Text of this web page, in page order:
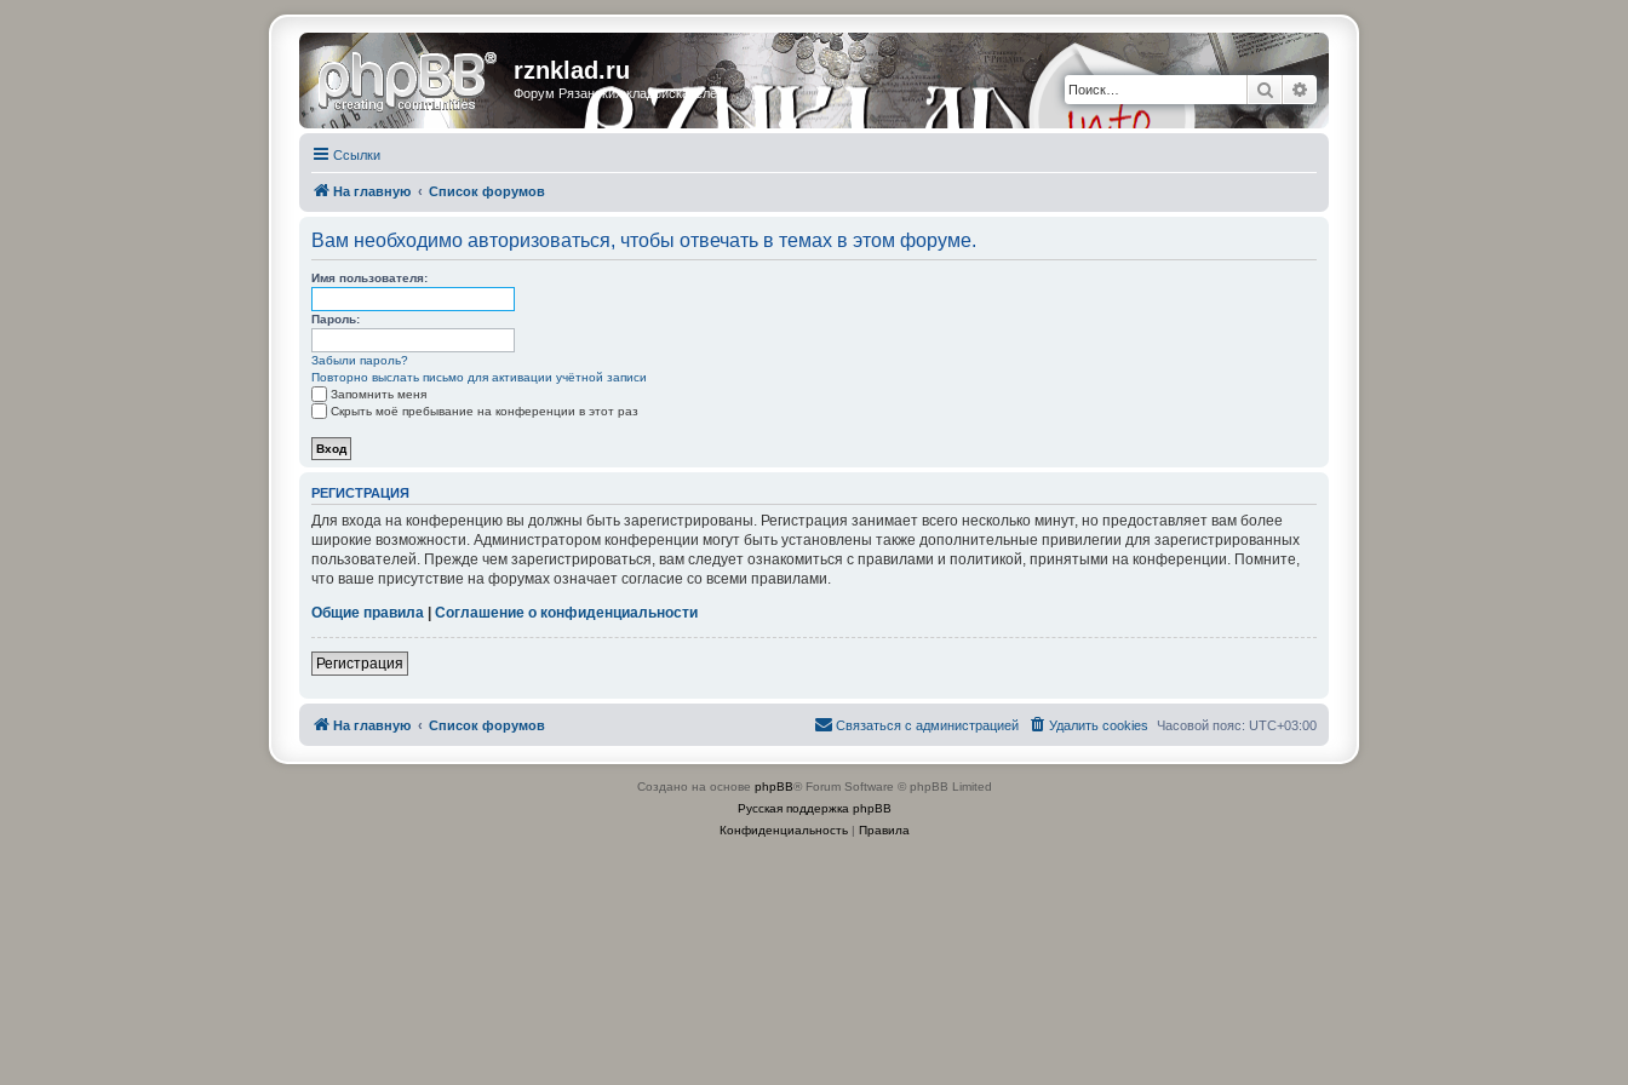
rznklad.ru
Форум Рязанских кладоискателей ПоискРасширенный поиск
Ссылки
На главную Список форумов
Вам необходимо авторизоваться, чтобы отвечать в темах в этом форуме.
Имя пользователя:
Пароль:
Забыли пароль?
Повторно выслать письмо для активации учётной записи
Запомнить меня
Скрыть моё пребывание на конференции в этот раз
РЕГИСТРАЦИЯ
Для входа на конференцию вы должны быть зарегистрированы. Регистрация занимает всего несколько минут, но предоставляет вам более
широкие возможности. Администратором конференции могут быть установлены также дополнительные привилегии для зарегистрированных
пользователей. Прежде чем зарегистрироваться, вам следует ознакомиться с правилами и политикой, принятыми на конференции. Помните,
что ваше присутствие на форумах означает согласие со всеми правилами.
Общие правила
Соглашение о конфиденциальности
Регистрация
На главную Список форумов Часовой пояс: UTC+03:00
Удалить cookies
Связаться с администрацией
Создано на основе phpBB® Forum Software © phpBB Limited
Русская поддержка phpBB
Конфиденциальность| Правила